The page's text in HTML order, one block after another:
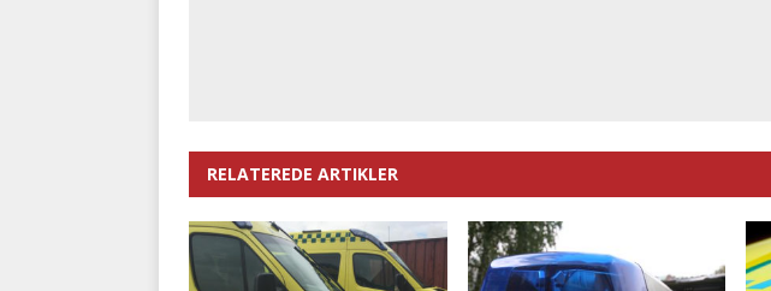
RELATEREDE ARTIKLER